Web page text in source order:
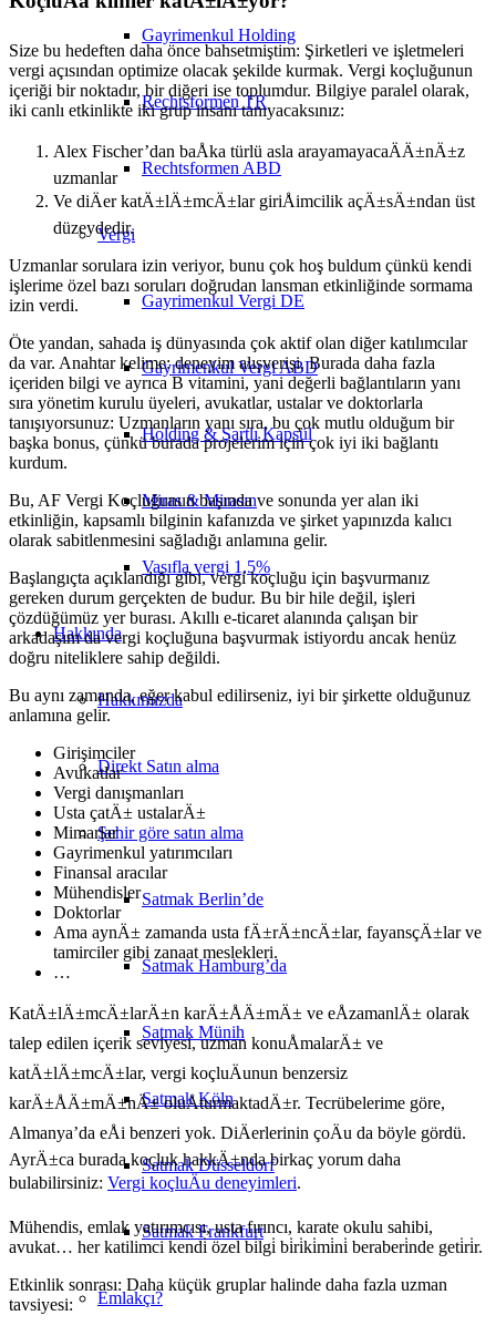
Gayrimenkul Holding
Rechtsformen TR
Rechtsformen ABD
Vergi
Gayrimenkul Vergi DE
Gayrimenkul Vergi ABD
Holding & Şartlı Kapsül
Miras & Mirasın
Vasıfla vergi 1,5%
Hakkında
Hakkımızda
Direkt Satın alma
Şehir göre satın alma
Satmak Berlin’de
Satmak Hamburg’da
Satmak Münih
Satmak Köln
Satmak Düsseldorf
Satmak Frankfurt
Emlakçı?
Size bu hedeften daha önce bahsetmiştim: Şirketleri ve işletmeleri
vergi açısından optimize olacak şekilde kurmak. Vergi koçluğunun
içeriği bir noktadır, bir diğeri ise toplumdur. Bilgiye paralel olarak,
iki canlı etkinlikte iki grup insanı tanıyacaksınız:
Alex Fischer’dan baÅka türlü asla arayamayacaÄÄ±nÄ±z
uzmanlar
Ve diÄer katÄ±lÄ±mcÄ±lar giriÅimcilik açÄ±sÄ±ndan üst
düzeydedir.
Uzmanlar sorulara izin veriyor, bunu çok hoş buldum çünkü kendi
işlerime özel bazı soruları doğrudan lansman etkinliğinde sormama
izin verdi.
Öte yandan, sahada iş dünyasında çok aktif olan diğer katılımcılar
da var. Anahtar kelime: deneyim alışverişi. Burada daha fazla
içeriden bilgi ve ayrıca B vitamini, yani değerli bağlantıların yanı
sıra yönetim kurulu üyeleri, avukatlar, ustalar ve doktorlarla
tanışıyorsunuz: Uzmanların yanı sıra, bu çok mutlu olduğum bir
başka bonus, çünkü burada projelerim için çok iyi iki bağlantı
kurdum.
Bu, AF Vergi Koçluğunun başında ve sonunda yer alan iki
etkinliğin, kapsamlı bilginin kafanızda ve şirket yapınızda kalıcı
olarak sabitlenmesini sağladığı anlamına gelir.
Başlangıçta açıklandığı gibi, vergi koçluğu için başvurmanız
gereken durum gerçekten de budur. Bu bir hile değil, işleri
çözdüğümüz yer burası. Akıllı e-ticaret alanında çalışan bir
arkadaşım da vergi koçluğuna başvurmak istiyordu ancak henüz
doğru niteliklere sahip değildi.
Bu aynı zamanda, eğer kabul edilirseniz, iyi bir şirkette olduğunuz
anlamına gelir.
Girişimciler
Avukatlar
Vergi danışmanları
Usta çatÄ± ustalarÄ±
Mimarlar
Gayrimenkul yatırımcıları
Finansal aracılar
Mühendisler
Doktorlar
Ama aynÄ± zamanda usta fÄ±rÄ±ncÄ±lar, fayansçÄ±lar ve
tamirciler gibi zanaat meslekleri.
…
KatÄ±lÄ±mcÄ±larÄ±n karÄ±ÅÄ±mÄ± ve eÅzamanlÄ± olarak
talep edilen içerik seviyesi, uzman konuÅmalarÄ± ve
katÄ±lÄ±mcÄ±lar, vergi koçluÄunun benzersiz
karÄ±ÅÄ±mÄ±nÄ± oluÅturmaktadÄ±r. Tecrübelerime göre,
Almanya’da eÅi benzeri yok. DiÄerlerinin çoÄu da böyle gördü.
AyrÄ±ca burada koçluk hakkÄ±nda birkaç yorum daha
bulabilirsiniz: Vergi koçluÄu deneyimleri.
Mühendis, emlak yatırımcısı, usta fırıncı, karate okulu sahibi,
avukat… her katilimci kendi̇ özel bi̇lgi̇ bi̇ri̇ki̇mi̇ni̇ beraberi̇nde geti̇ri̇r.
Etkinlik sonrası: Daha küçük gruplar halinde daha fazla uzman
tavsiyesi: